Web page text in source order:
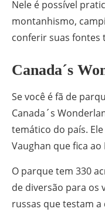
Nele é possível
montanhismo,
conferir suas fontes
Canada´s
Se você é fã de
Canada´s
temático do país.
Vaughan que fica
O parque tem 330
de diversão para os
russas que testam